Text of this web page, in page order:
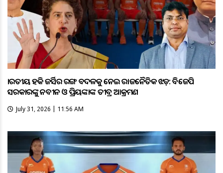
ଭାରତୀୟ ହକି ଜର୍ସିର ରଙ୍ଗ ବଦଳକୁ ନେଇ ରାଜନୈତିକ ଝଡ଼: ବିଜେପି
ସରକାରଙ୍କୁ ନବୀନ ଓ ପ୍ରିୟଙ୍କାଙ୍କ ତୀବ୍ର ଆକ୍ରମଣ
July 31, 2026 | 11:56 AM